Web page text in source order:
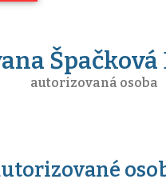
Špačková
autorizovaná osoba